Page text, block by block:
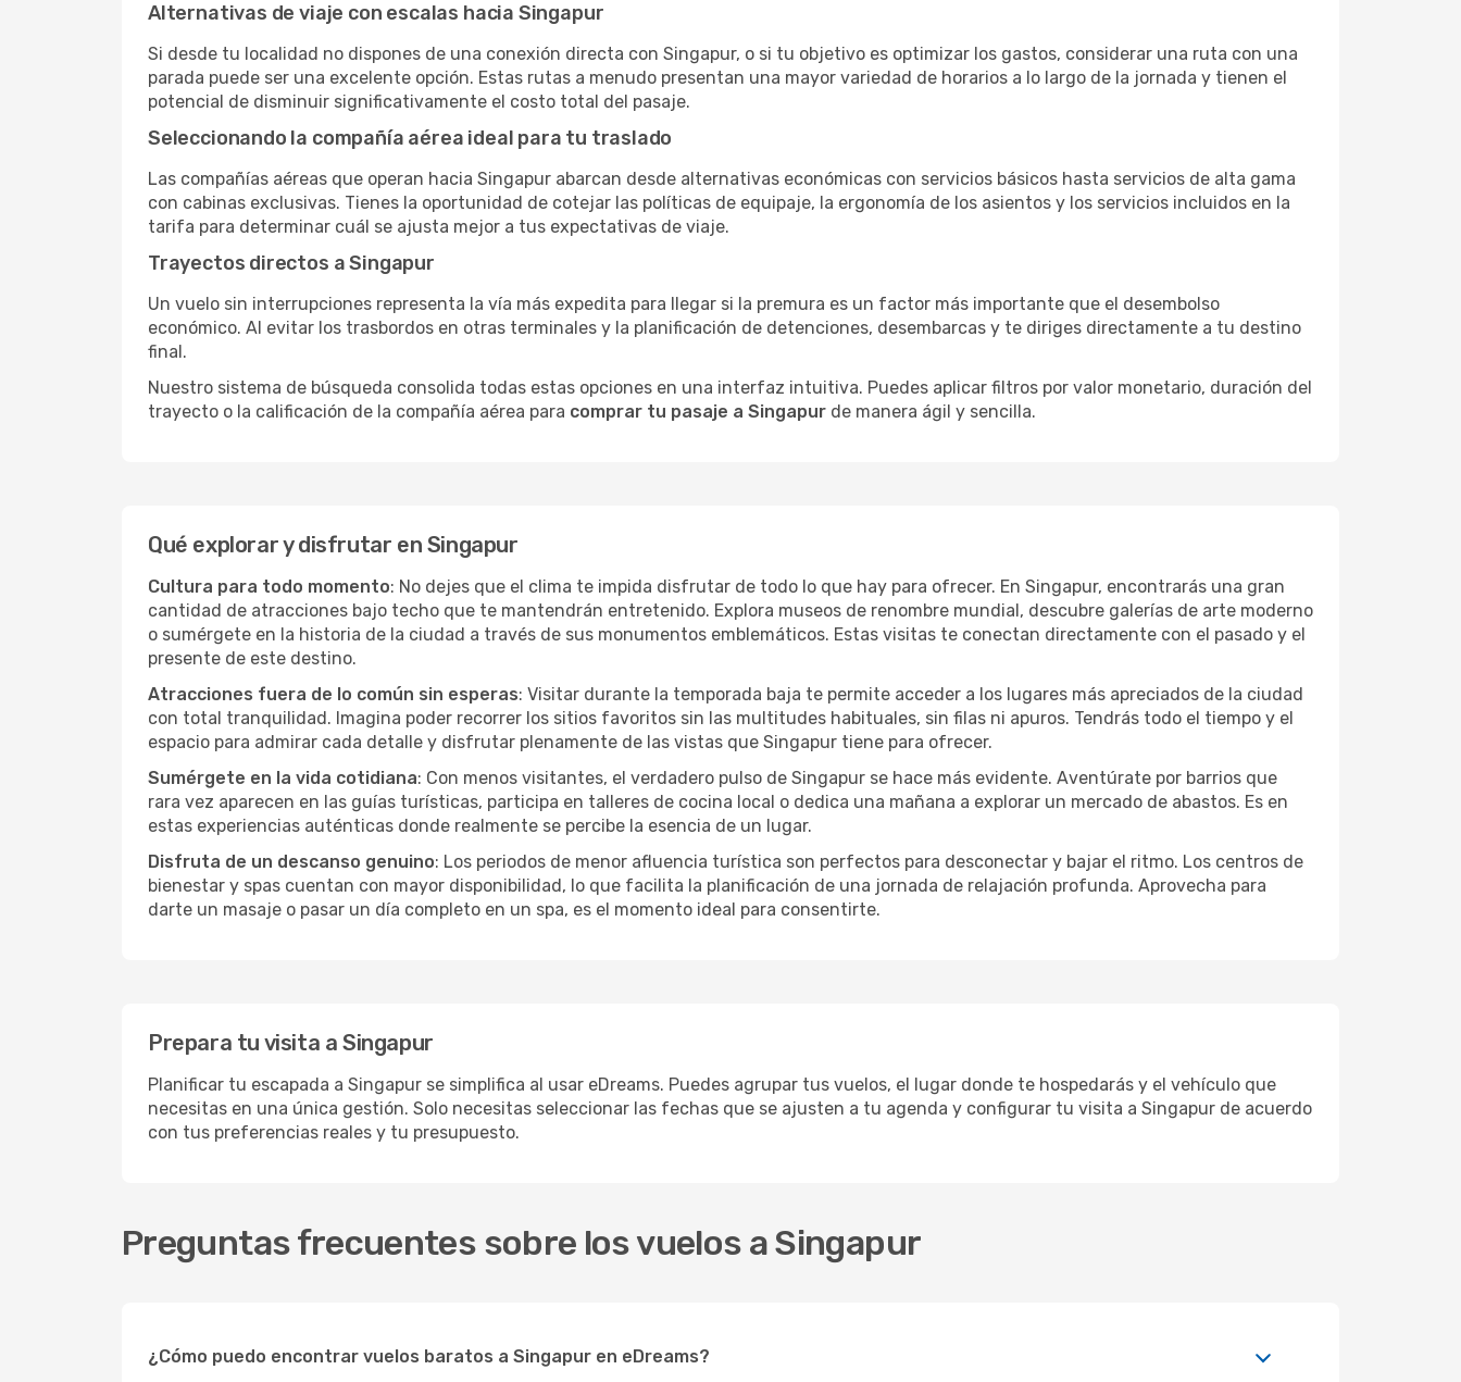
Alternativas de viaje con escalas hacia Singapur
Si desde tu localidad no dispones de una conexión directa con Singapur, o si tu objetivo es optimizar los gastos, considerar una ruta con una
parada puede ser una excelente opción. Estas rutas a menudo presentan una mayor variedad de horarios a lo largo de la jornada y tienen el
potencial de disminuir significativamente el costo total del pasaje.
Seleccionando la compañía aérea ideal para tu traslado
Las compañías aéreas que operan hacia Singapur abarcan desde alternativas económicas con servicios básicos hasta servicios de alta gama
con cabinas exclusivas. Tienes la oportunidad de cotejar las políticas de equipaje, la ergonomía de los asientos y los servicios incluidos en la
tarifa para determinar cuál se ajusta mejor a tus expectativas de viaje.
Trayectos directos a Singapur
Un vuelo sin interrupciones representa la vía más expedita para llegar si la premura es un factor más importante que el desembolso
económico. Al evitar los trasbordos en otras terminales y la planificación de detenciones, desembarcas y te diriges directamente a tu destino
final.
Nuestro sistema de búsqueda consolida todas estas opciones en una interfaz intuitiva. Puedes aplicar filtros por valor monetario, duración del
trayecto o la calificación de la compañía aérea para comprar tu pasaje a Singapur de manera ágil y sencilla.
Qué explorar y disfrutar en Singapur
Cultura para todo momento: No dejes que el clima te impida disfrutar de todo lo que hay para ofrecer. En Singapur, encontrarás una gran
cantidad de atracciones bajo techo que te mantendrán entretenido. Explora museos de renombre mundial, descubre galerías de arte moderno
o sumérgete en la historia de la ciudad a través de sus monumentos emblemáticos. Estas visitas te conectan directamente con el pasado y el
presente de este destino.
Atracciones fuera de lo común sin esperas: Visitar durante la temporada baja te permite acceder a los lugares más apreciados de la ciudad
con total tranquilidad. Imagina poder recorrer los sitios favoritos sin las multitudes habituales, sin filas ni apuros. Tendrás todo el tiempo y el
espacio para admirar cada detalle y disfrutar plenamente de las vistas que Singapur tiene para ofrecer.
Sumérgete en la vida cotidiana: Con menos visitantes, el verdadero pulso de Singapur se hace más evidente. Aventúrate por barrios que
rara vez aparecen en las guías turísticas, participa en talleres de cocina local o dedica una mañana a explorar un mercado de abastos. Es en
estas experiencias auténticas donde realmente se percibe la esencia de un lugar.
Disfruta de un descanso genuino: Los periodos de menor afluencia turística son perfectos para desconectar y bajar el ritmo. Los centros de
bienestar y spas cuentan con mayor disponibilidad, lo que facilita la planificación de una jornada de relajación profunda. Aprovecha para
darte un masaje o pasar un día completo en un spa, es el momento ideal para consentirte.
Prepara tu visita a Singapur
Planificar tu escapada a Singapur se simplifica al usar eDreams. Puedes agrupar tus vuelos, el lugar donde te hospedarás y el vehículo que
necesitas en una única gestión. Solo necesitas seleccionar las fechas que se ajusten a tu agenda y configurar tu visita a Singapur de acuerdo
con tus preferencias reales y tu presupuesto.
Preguntas frecuentes sobre los vuelos a Singapur
¿Cómo puedo encontrar vuelos baratos a Singapur en eDreams?